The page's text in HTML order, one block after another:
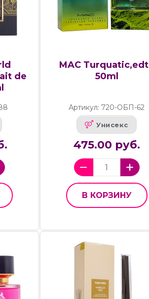
de
MAC
50ml
Артикул: 720-ОБП-62
Унисекс
475.00 руб.
В КОРЗИНУ